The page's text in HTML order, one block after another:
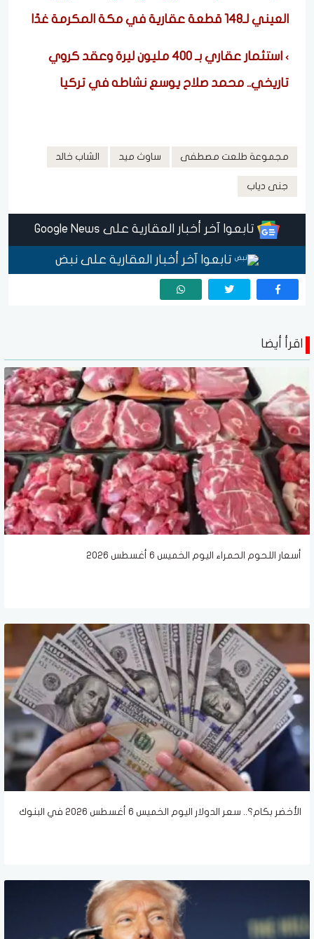
العيني لـ148 قطعة عقارية في مكة المكرمة غدًا
استثمار عقاري بـ 400 مليون ليرة وعقد كروي
تاريخي.. محمد صلاح يوسع نشاطه في تركيا
مجموعة طلعت مصطفى ساوث ميد الشاب خالد
جنى دياب
تابعوا آخر أخبار العقارية على Google News
تابعوا آخر أخبار العقارية على نبض
اقرأ أيضا
أسعار اللحوم الحمراء اليوم الخميس 6 أغسطس 2026
الأخضر بكام؟.. سعر الدولار اليوم الخميس 6 أغسطس 2026 في البنوك